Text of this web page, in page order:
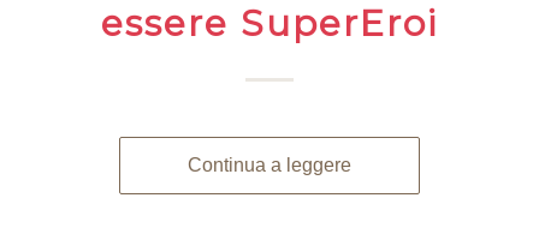
essere SuperEroi
Continua a leggere